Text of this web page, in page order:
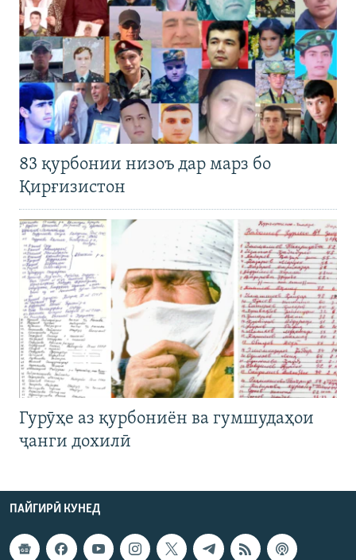
83 қурбонии низоъ дар марз бо
Қирғизистон
Гурӯҳе аз қурбониён ва гумшудаҳои
ҷанги дохилӣ
ПАЙГИРӢ КУНЕД